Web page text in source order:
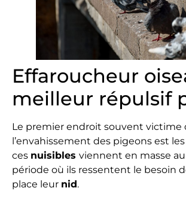
Effaroucheur
meilleur répulsif
Le premier endroit souvent victime
l’envahissement des pigeons est
ces nuisibles viennent en masse
période où ils ressentent le besoin
place leur nid.